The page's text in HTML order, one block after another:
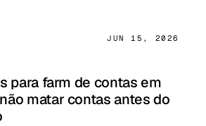
JUN 15, 2026
para farm de contas em
matar contas antes do